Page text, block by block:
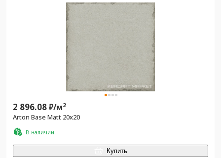
2 896.08₽/м2
Arton Base Matt 20x20
В наличии
Купить